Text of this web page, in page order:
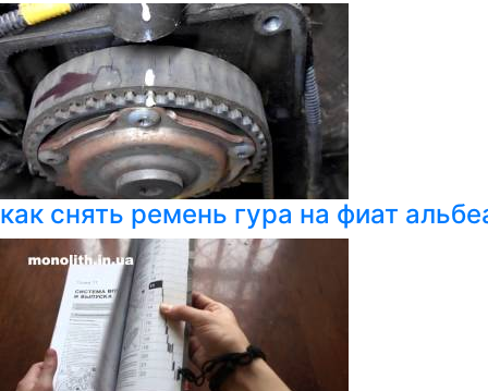
как снять ремень гура на фиат